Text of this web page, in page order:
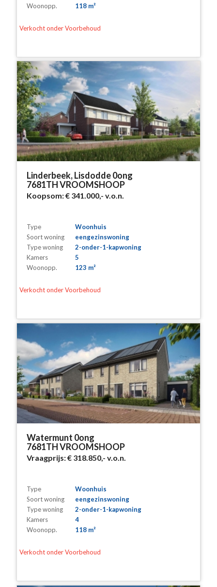
Woonopp.
118 m²
Verkocht onder Voorbehoud
Linderbeek, Lisdodde 0ong
7681TH VROOMSHOOP
Koopsom:€ 341.000,- v.o.n.
Type
Woonhuis
Soort woning
eengezinswoning
Type woning
2-onder-1-kapwoning
Kamers
5
Woonopp.
123 m²
Verkocht onder Voorbehoud
Watermunt 0ong
7681TH VROOMSHOOP
Vraagprijs:€ 318.850,- v.o.n.
Type
Woonhuis
Soort woning
eengezinswoning
Type woning
2-onder-1-kapwoning
Kamers
4
Woonopp.
118 m²
Verkocht onder Voorbehoud